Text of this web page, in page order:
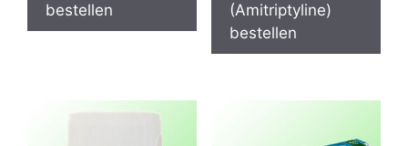
bestellen
(Amitriptyline)
bestellen